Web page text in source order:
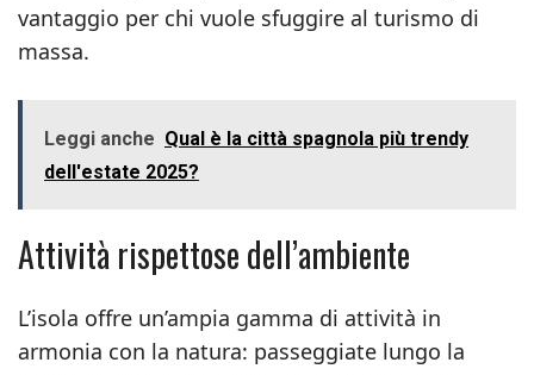
vantaggio per chi vuole sfuggire al turismo di
massa.
Leggi anche Qual è la città spagnola più trendy
dell'estate 2025?
Attività rispettose dell’ambiente
L’isola offre un’ampia gamma di attività in
armonia con la natura: passeggiate lungo la